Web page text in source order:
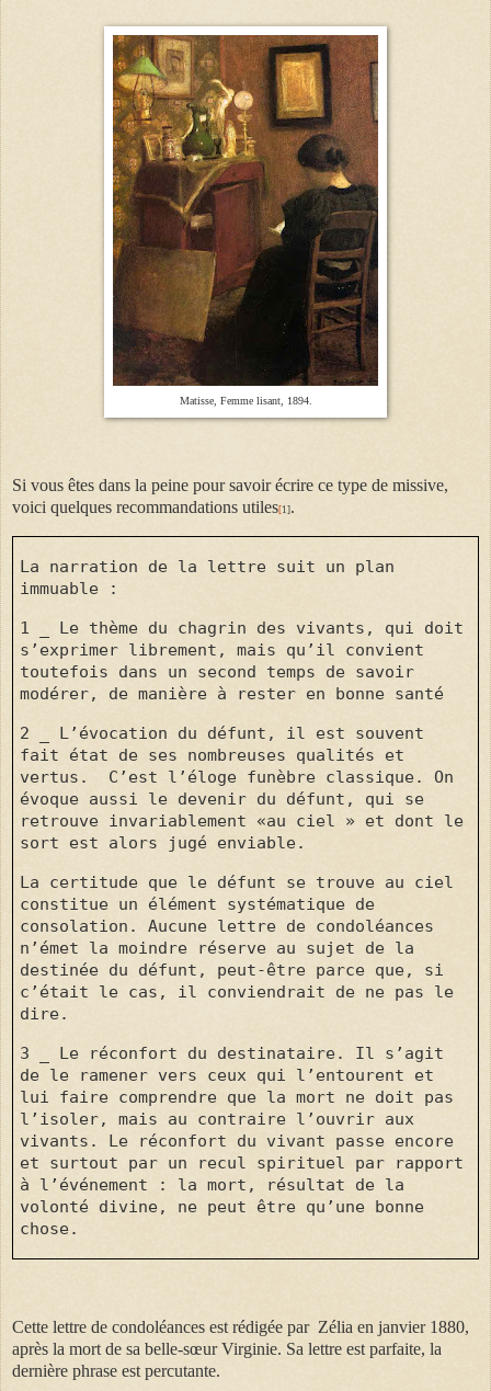
Matisse, Femme lisant, 1894.
Si vous êtes dans la peine pour savoir écrire ce type de missive,
voici quelques recommandations utiles[1] .
La narration de la lettre suit un plan
immuable :
1 _ Le thème du chagrin des vivants, qui doit
s’exprimer librement, mais qu’il convient
toutefois dans un second temps de savoir
modérer, de manière à rester en bonne santé
2 _ L’évocation du défunt, il est souvent
fait état de ses nombreuses qualités et
vertus.
C’est l’éloge funèbre classique. On
évoque aussi le devenir du défunt, qui se
retrouve invariablement «au ciel » et dont le
sort est alors jugé enviable.
La certitude que le défunt se trouve au ciel
constitue un élément systématique de
consolation. Aucune lettre de condoléances
n’émet la moindre réserve au sujet de la
destinée du défunt, peut-être parce que, si
c’était le cas, il conviendrait de ne pas le
dire.
3 _ Le réconfort du destinataire. Il s’agit
de le ramener vers ceux qui l’entourent et
lui faire comprendre que la mort ne doit pas
l’isoler, mais au contraire l’ouvrir aux
vivants. Le réconfort du vivant passe encore
et surtout par un recul spirituel par rapport
à l’événement : la mort, résultat de la
volonté divine, ne peut être qu’une bonne
chose.
Cette lettre de condoléances est rédigée par Zélia en janvier 1880,
après la mort de sa belle-sœur Virginie. Sa lettre est parfaite, la
dernière phrase est percutante.